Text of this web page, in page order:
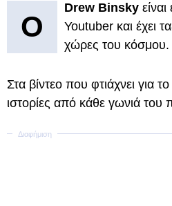
Ο
Drew Binsky
Youtuber και έχει
χώρες του κόσμου.
Στα βίντεο που φτιάχνει για
ιστορίες από κάθε γωνιά του